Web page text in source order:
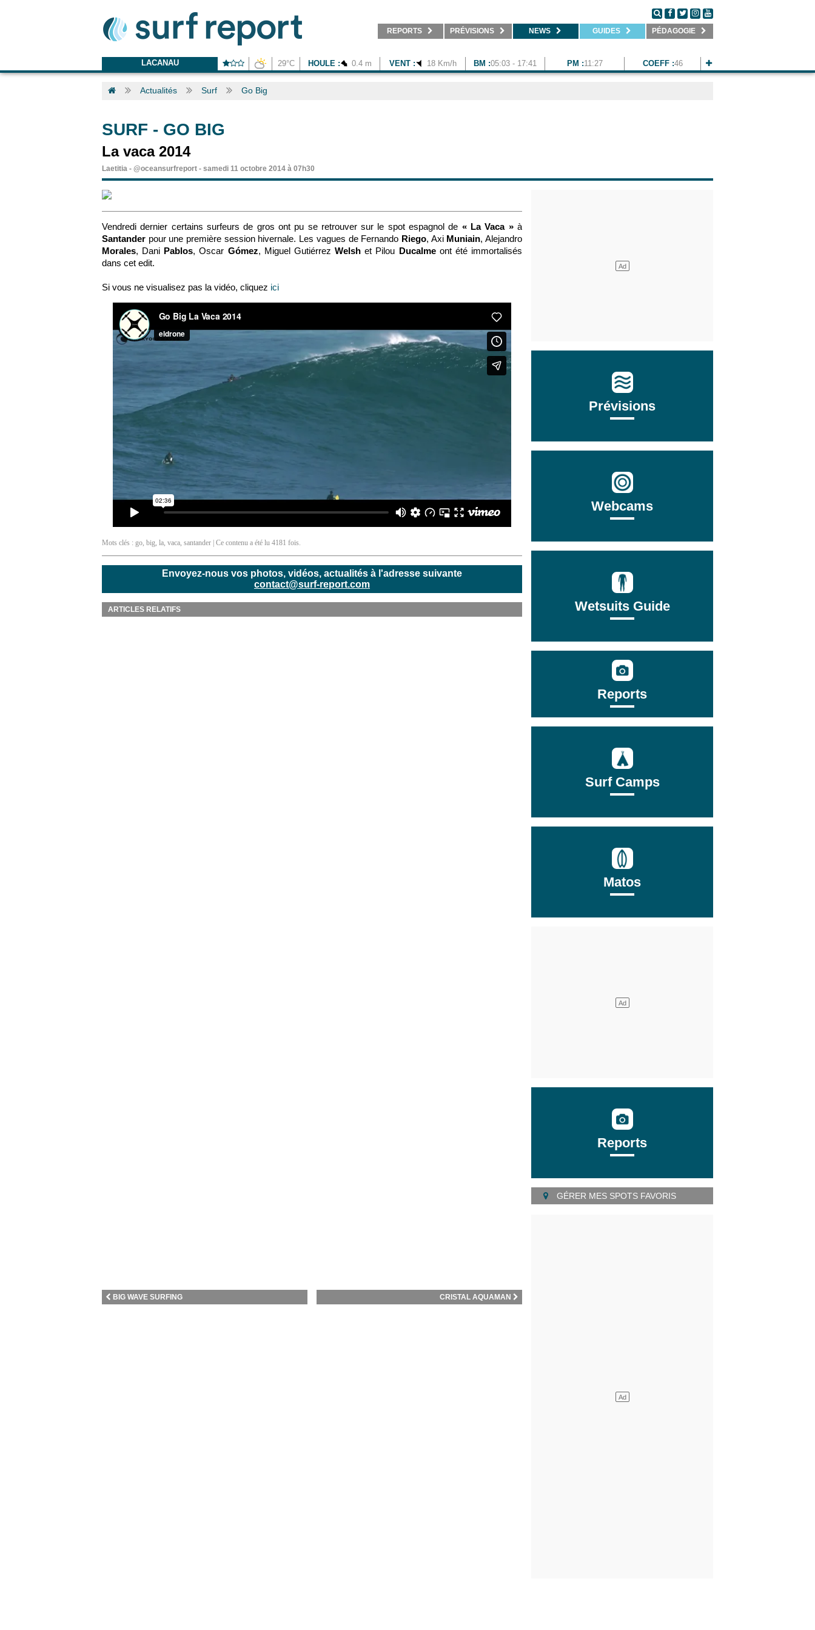
REPORTS PRÉVISIONS NEWS GUIDES PÉDAGOGIE
LACANAU 29°C HOULE : 0.4 m VENT : 18 Km/h BM :05:03 - 17:41 PM :11:27 COEFF :46
Actualités Surf Go Big
SURF - GO BIG
La vaca 2014
Laetitia - @oceansurfreport - samedi 11 octobre 2014 à 07h30
Vendredi dernier certains surfeurs de gros ont pu se retrouver sur le spot espagnol de « La Vaca »à
Santander pour une première session hivernale. Les vagues de Fernando Riego, Axi Muniain, Alejandro
Morales, Dani Pablos, Oscar Gómez, Miguel GutiérrezWelsh et Pilou Ducalmeont été immortalisés
dans cet edit.
Si vous ne visualisez pas la vidéo, cliquez ici
Mots clés : go, big, la, vaca, santander | Ce contenu a été lu 4181 fois.
Envoyez-nous vos photos, vidéos, actualités à l'adresse suivante
contact@surf-report.com
ARTICLES RELATIFS
CRISTAL AQUAMAN
BIG WAVE SURFING
Prévisions
Webcams
Wetsuits Guide
Reports
Surf Camps
Matos
Reports
GÉRER MES SPOTS FAVORIS